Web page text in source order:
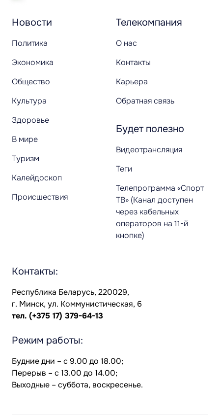
Новости
Политика
Экономика
Общество
Культура
Здоровье
В мире
Туризм
Калейдоскоп
Происшествия
Телекомпания
О нас
Контакты
Карьера
Обратная связь
Будет полезно
Видеотрансляция
Теги
Телепрограмма «Спорт
ТВ» (Канал доступен
через кабельных
операторов на 11-й
кнопке)
Контакты:
Республика Беларусь, 220029,
г. Минск, ул. Коммунистическая, 6
тел. (+375 17) 379-64-13
Режим работы:
Будние дни – с 9.00 до 18.00;
Перерыв – с 13.00 до 14.00;
Выходные – суббота, воскресенье.